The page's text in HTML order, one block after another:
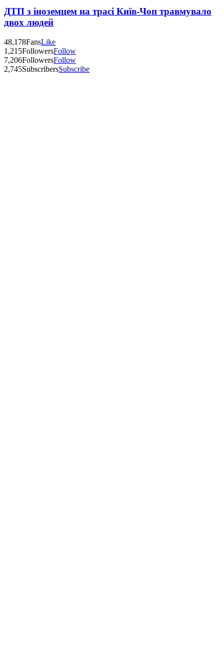
ДТП з іноземцем на трасі Київ-Чоп травмувало
двох людей
48,178FansLike
1,215FollowersFollow
7,206FollowersFollow
2,745SubscribersSubscribe